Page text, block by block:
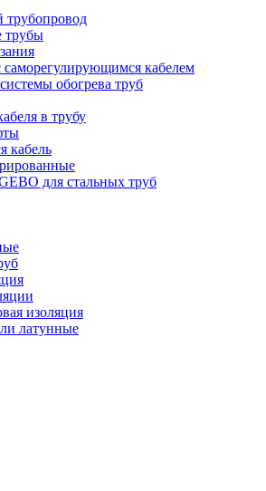
трубопровод
трубы
кабелем
обогрева труб
в трубу
кабель
для стальных труб
изоляция
латунные